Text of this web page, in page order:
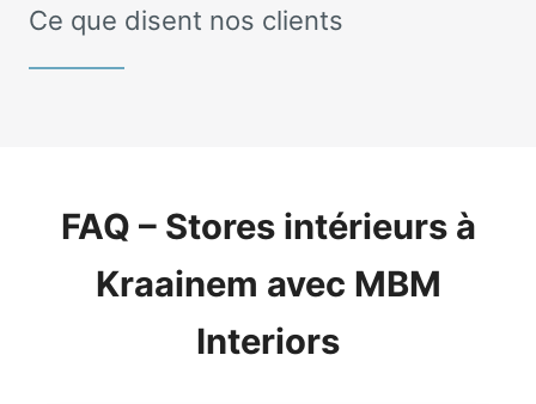
Ce que disent nos clients
FAQ – Stores intérieurs à
Kraainem avec MBM
Interiors